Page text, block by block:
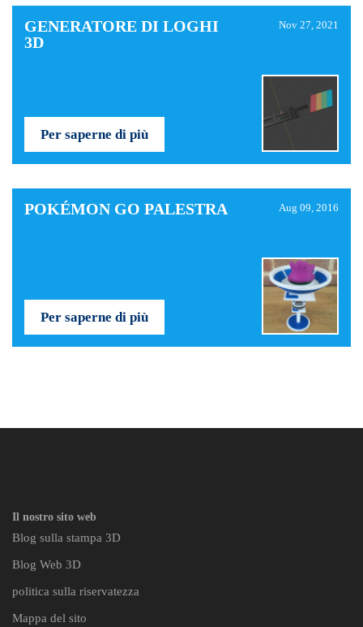
GENERATORE DI LOGHI
3D
Nov 27, 2021
Per saperne di più
POKÉMON GO PALESTRA Aug 09, 2016
Per saperne di più
Il nostro sito web
Blog sulla stampa 3D
Blog Web 3D
politica sulla riservatezza
Mappa del sito